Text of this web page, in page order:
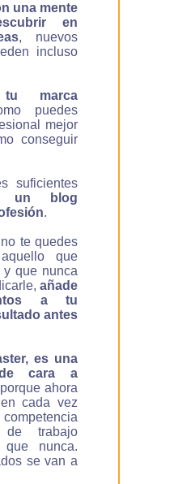
una mente
en
, nuevos
incluso
tu marca
puedes
mejor
conseguir
suficientes
un blog
.
te quedes
que
que nunca
añade
a tu
antes
es una
de cara a
porque ahora
cada vez
trabajo
nunca.
se van a